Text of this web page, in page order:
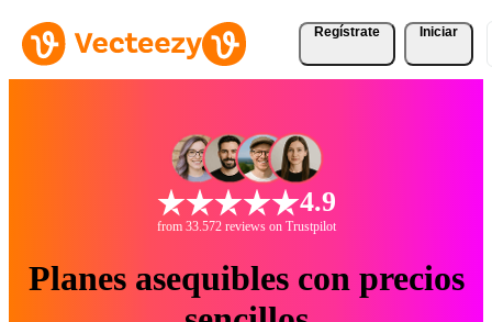
Regístrate Iniciar
4.9
from 33.572 reviews on Trustpilot
Planes asequibles con precios